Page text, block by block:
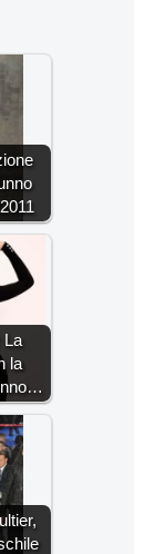
La
la